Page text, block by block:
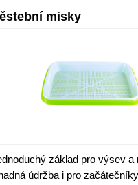
misky
základ pro výsev a
údržba i pro